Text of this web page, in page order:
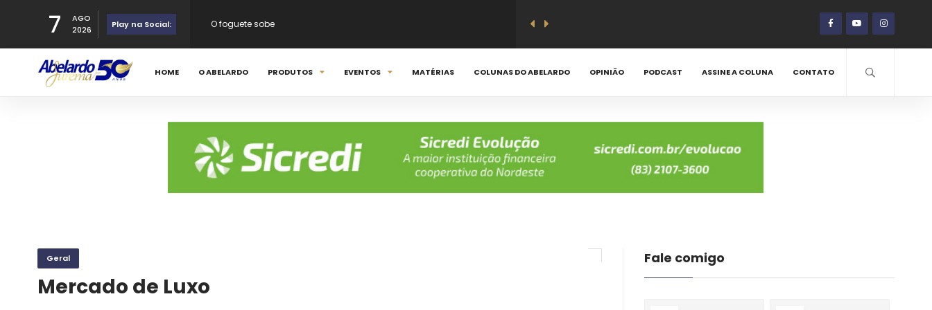
7
AGO
2026
Play na Social:
Eleições APL
HOME O ABELARDO PRODUTOS EVENTOS MATÉRIAS COLUNAS DO ABELARDO OPINIÃO PODCAST ASSINE A COLUNA CONTATO
Geral
Mercado de Luxo
Fale comigo